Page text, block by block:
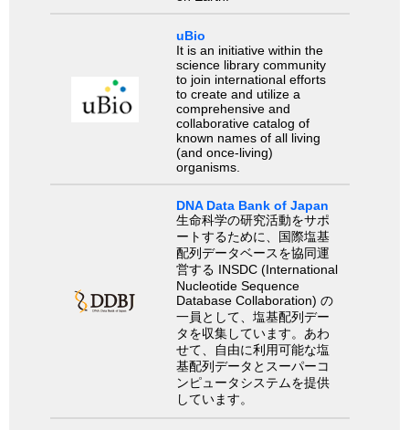
uBio
It is an initiative within the
science library community
to join international efforts
to create and utilize a
comprehensive and
collaborative catalog of
known names of all living
(and once-living)
organisms.
DNA Data Bank of Japan
生命科学の研究活動をサポ
ートするために、国際塩基
配列データベースを協同運
営する INSDC (International
Nucleotide Sequence
Database Collaboration) の
一員として、塩基配列デー
タを収集しています。あわ
せて、自由に利用可能な塩
基配列データとスーパーコ
ンピュータシステムを提供
しています。